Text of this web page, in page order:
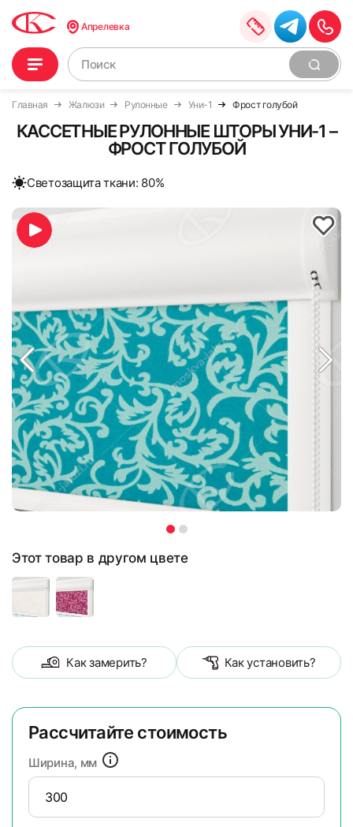
Апрелевка
Главная Жалюзи Рулонные Уни-1 Фрост голубой
КАССЕТНЫЕ РУЛОННЫЕ ШТОРЫ УНИ-1 –
ФРОСТ ГОЛУБОЙ
Cветозащита ткани: 80%
Этот товар в другом цвете
Как замерить? Как установить?
Рассчитайте стоимость
Ширина, мм